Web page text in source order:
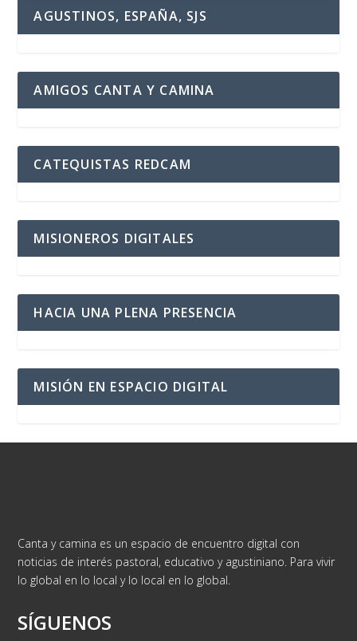
AGUSTINOS, ESPAÑA, SJS
AMIGOS CANTA Y CAMINA
CATEQUISTAS REDCAM
MISIONEROS DIGITALES
HACIA UNA PLENA PRESENCIA
MISIÓN EN ESPACIO DIGITAL
Canta y camina es un espacio de encuentro digital con
noticias de interés pastoral, educativo y agustiniano. Para vivir
lo global en lo local y lo local en lo global.
SÍGUENOS